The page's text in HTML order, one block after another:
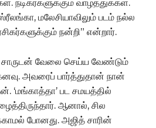
நடிகர்களுக்கும் வாழ்த்துக்கள்.
மலேசியாவிலும் படம் நல்ல
நன்றி” என்றார்.
சாருடன் வேலை செய்ய வேண்டும்
அவரைப் பார்த்துதான் நான்
‘மங்காத்தா’ பட சமயத்தில்
ஆனால், சில
போனது. அஜித் சாரின்